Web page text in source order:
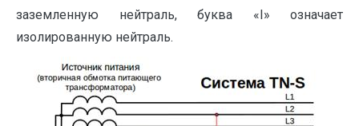
заземленную нейтраль, буква «I» означает
изолированную нейтраль.